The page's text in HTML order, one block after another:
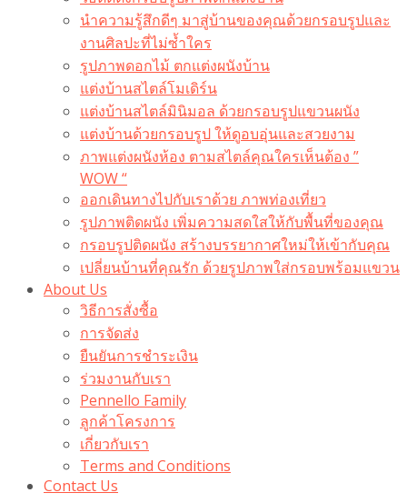
นำความรู้สึกดีๆ มาสู่บ้านของคุณด้วยกรอบรูปและ
งานศิลปะที่ไม่ซ้ำใคร
รูปภาพดอกไม้ ตกแต่งผนังบ้าน
แต่งบ้านสไตล์โมเดิร์น
แต่งบ้านสไตล์มินิมอล ด้วยกรอบรูปแขวนผนัง
แต่งบ้านด้วยกรอบรูป ให้ดูอบอุ่นและสวยงาม
ภาพแต่งผนังห้อง ตามสไตล์คุณใครเห็นต้อง ”
WOW “
ออกเดินทางไปกับเราด้วย ภาพท่องเที่ยว
รูปภาพติดผนัง เพิ่มความสดใสให้กับพื้นที่ของคุณ
กรอบรูปติดผนัง สร้างบรรยากาศใหม่ให้เข้ากับคุณ
เปลี่ยนบ้านที่คุณรัก ด้วยรูปภาพใส่กรอบพร้อมแขวน​
About Us
วิธีการสั่งซื้อ
การจัดส่ง
ยืนยันการชำระเงิน
ร่วมงานกับเรา
Pennello Family
ลูกค้าโครงการ
เกี่ยวกับเรา
Terms and Conditions
Contact Us